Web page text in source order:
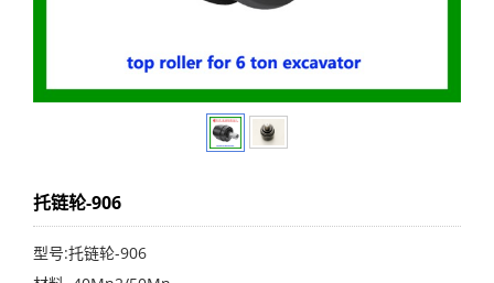
托链轮-906
型号:托链轮-906